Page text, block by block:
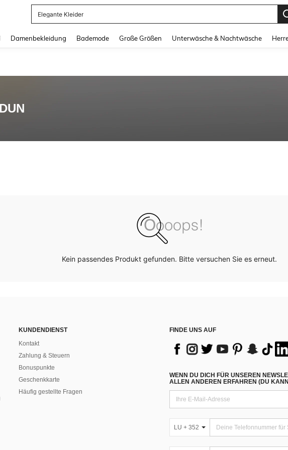
Elegante Kleider
Damenbekleidung Bademode Große Größen Unterwäsche & Nachtwäsche
Kein passendes Produkt gefunden. Bitte versuchen Sie es erneut.
KUNDENDIENST
Kontakt
Zahlung & Steuern
Bonuspunkte
Geschenkkarte
Häufig gestellte Fragen
FINDE UNS AUF
WENN DU DICH FÜR UNSEREN
ALLEN ANDEREN ERFAHREN (DU
LU + 352